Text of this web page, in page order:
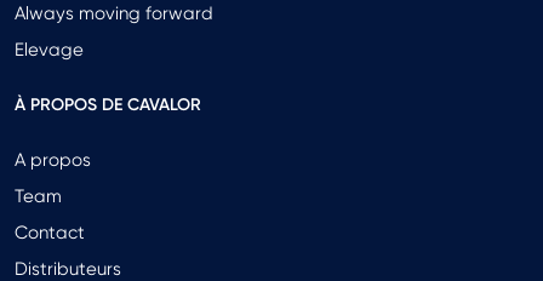
Always moving forward
Elevage
À PROPOS DE CAVALOR
A propos
Team
Contact
Distributeurs